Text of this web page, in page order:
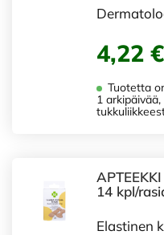
4,22 €
Tuotetta
1
14 kpl/
Elastinen